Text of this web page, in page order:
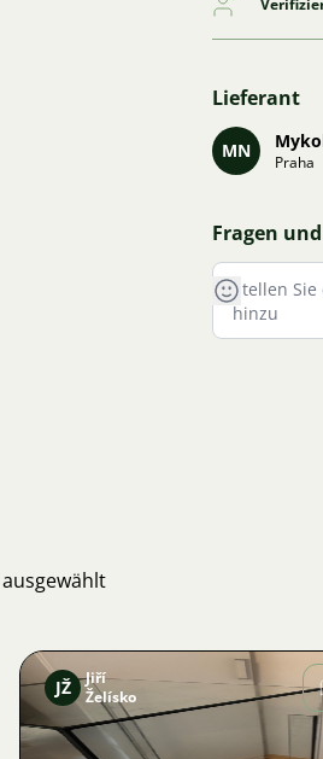
Lieferant
MN
Praha
Fragen
JŽ
Jiří
Želísko